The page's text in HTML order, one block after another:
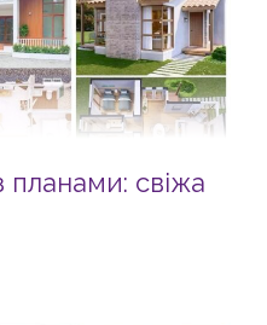
планами: свіжа